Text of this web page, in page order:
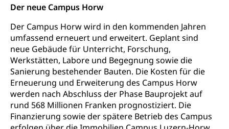
Der neue Campus Horw
Der Campus Horw wird in den kommenden Jahren
umfassend erneuert und erweitert. Geplant sind
neue Gebäude für Unterricht, Forschung,
Werkstätten, Labore und Begegnung sowie die
Sanierung bestehender Bauten. Die Kosten für die
Erneuerung und Erweiterung des Campus Horw
werden nach Abschluss der Phase Bauprojekt auf
rund 568 Millionen Franken prognostiziert. Die
Finanzierung sowie der spätere Betrieb des Campus
Kindergarten & Basisstufe
Frühe Förderung
Konsumentenschutz
Konsumentenrechte, Produktsicherheit,
Preisüberwachung, Preisüberwacher,
Konsumentenorganisation, parallele Einfuhr,
regionale Erschöpfung, nationale Erschöpfung,
internationale Erschöpfung, Preisabsprache, Kartell,
Cassis-deDijon-Prinzip
Lebensmittelkontrolle und
Verbraucherschutz
Krankenversicherung
Unfallversicherung, Berufsunfallversicherung,
Krankheit, Unfall, Prämienverbilligung,